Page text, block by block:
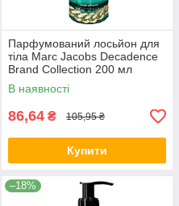
Парфумований лосьйон для
тіла Marc Jacobs Decadence
Brand Collection 200 мл
В наявності
86,64 ₴ 105,95 ₴
Купити
–18%